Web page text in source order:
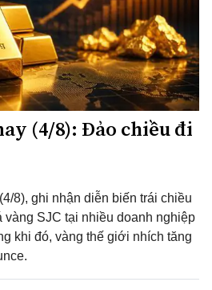
(4/8): Đảo chiều đi
8), ghi nhận diễn biến trái chiều
SJC tại nhiều doanh nghiệp
khi đó, vàng thế giới nhích tăng